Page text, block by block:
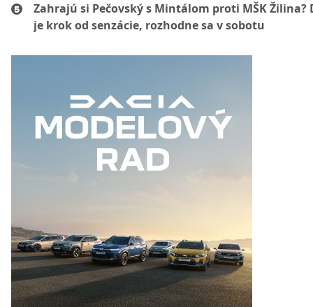
Zahrajú si Pečovský s Mintálom proti MŠK Žilina?
je krok od senzácie, rozhodne sa v sobotu